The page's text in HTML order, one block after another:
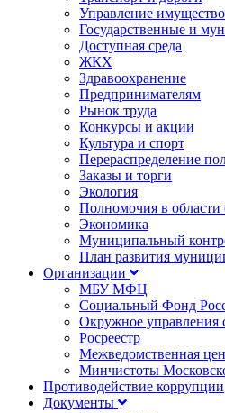
Управление
Государственные и
Доступная среда
ЖКХ
Здравоохранение
Предпринимателям
Рынок труда
Конкурсы и акции
Культура и спорт
Перераспределение
Заказы и торги
Экология
Полномочия в
Экономика
Муниципальный
План развития
Организации
МБУ МФЦ
Социальный Фонд
Окружное управления
Росреестр
Межведомственная
Минчистоты
Противодействие коррупции
Документы